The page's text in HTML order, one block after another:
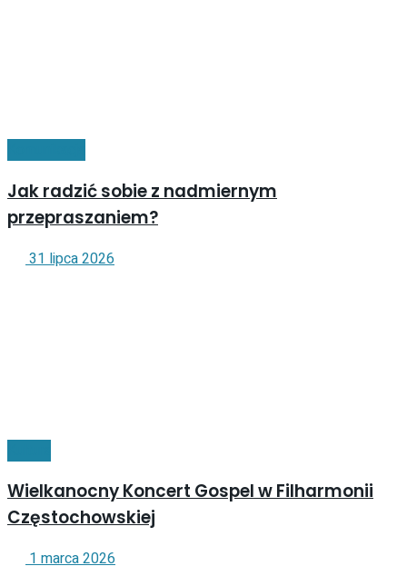
Jak radzić sobie z nadmiernym
przepraszaniem?
31 lipca 2026
Wielkanocny Koncert Gospel w Filharmonii
Częstochowskiej
1 marca 2026